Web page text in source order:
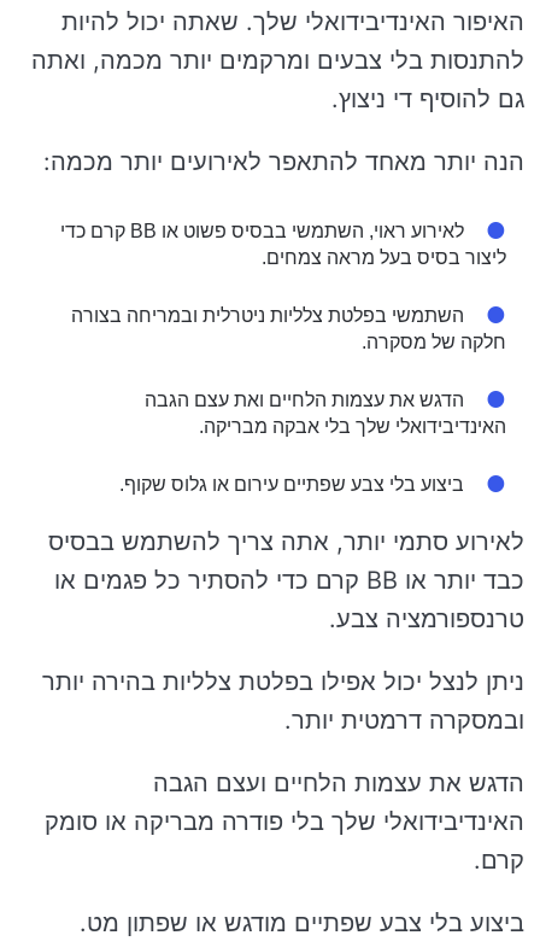
האיפור האינדיבידואלי שלך. שאתה יכול להיות
להתנסות בלי צבעים ומרקמים יותר מכמה, ואתה
גם להוסיף די ניצוץ.
הנה יותר מאחד להתאפר לאירועים יותר מכמה:
לאירוע ראוי, השתמשי בבסיס פשוט או BB קרם כדי
ליצור בסיס בעל מראה צמחים.
השתמשי בפלטת צלליות ניטרלית ובמריחה בצורה
חלקה של מסקרה.
הדגש את עצמות הלחיים ואת עצם הגבה
האינדיבידואלי שלך בלי אבקה מבריקה.
ביצוע בלי צבע שפתיים עירום או גלוס שקוף.
לאירוע סתמי יותר, אתה צריך להשתמש בבסיס
כבד יותר או BB קרם כדי להסתיר כל פגמים או
טרנספורמציה צבע.
ניתן לנצל יכול אפילו בפלטת צלליות בהירה יותר
ובמסקרה דרמטית יותר.
הדגש את עצמות הלחיים ועצם הגבה
האינדיבידואלי שלך בלי פודרה מבריקה או סומק
קרם.
ביצוע בלי צבע שפתיים מודגש או שפתון מט.